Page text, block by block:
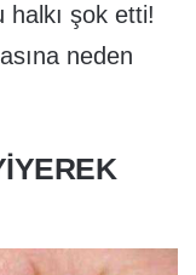
şok etti!
neden